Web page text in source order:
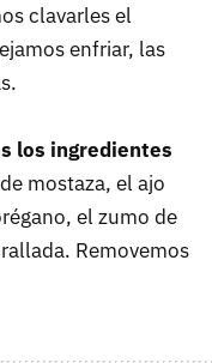
clavarles el
enfriar, las
los ingredientes
mostaza, el ajo
el zumo de
Removemos